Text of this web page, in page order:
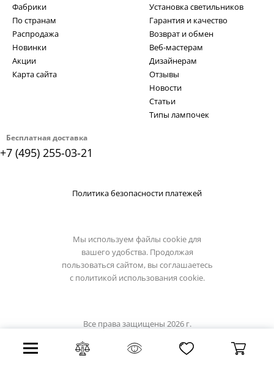
Бесплатная доставка
+7 (495) 255-03-21
Фабрики
По странам
Распродажа
Новинки
Акции
Карта сайта
Установка светильников
Гарантия и качество
Возврат и обмен
Веб-мастерам
Дизайнерам
Отзывы
Новости
Статьи
Типы лампочек
Политика безопасности платежей
Мы используем файлы cookie для
вашего удобства. Продолжая
пользоваться сайтом, вы соглашаетесь
с политикой использования cookie.
Все права защищены 2026 г.